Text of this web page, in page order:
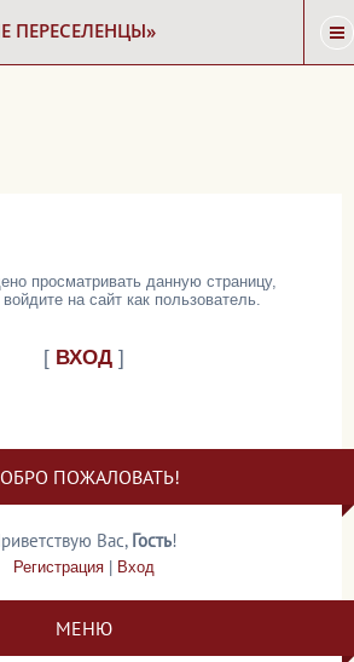
ПЕРЕСЕЛЕНЦЫ»
просматривать данную страницу,
на сайт как пользователь.
[ ВХОД]
ПОЖАЛОВАТЬ!
Вас, Гость!
Регистрация| Вход
МЕНЮ